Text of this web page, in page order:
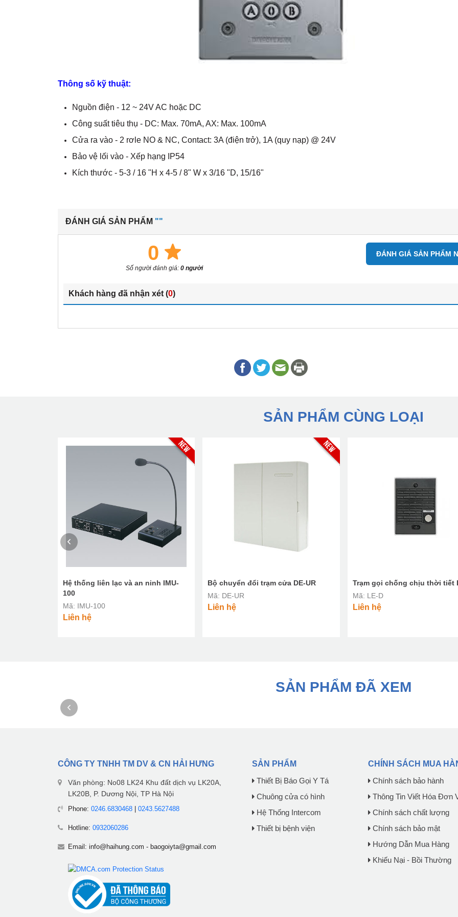
Thông số kỹ thuật:
Nguồn điện - 12 ~ 24V AC hoặc DC
Công suất tiêu thụ - DC: Max. 70mA, AX: Max. 100mA
Cửa ra vào - 2 rơle NO & NC, Contact: 3A (điện trở), 1A (quy nạp) @ 24V
Bảo vệ lối vào - Xếp hạng IP54
Kích thước - 5-3 / 16 "H x 4-5 / 8" W x 3/16 "D, 15/16"
ĐÁNH GIÁ SẢN PHẨM ""
0
Số người đánh giá: 0 người
ĐÁNH GIÁ SẢN PHẨM
Khách hàng đã nhận xét (0)
SẢN PHẨM CÙNG LOẠI
Hệ thống liên lạc và an ninh IMU-
100
Mã: IMU-100
Liên hệ
Bộ chuyển đổi trạm cửa DE-UR
Mã: DE-UR
Liên hệ
Trạm gọi chống chịu thời tiết
Mã: LE-D
Liên hệ
SẢN PHẨM ĐÃ XEM
CÔNG TY TNHH TM DV & CN HẢI HƯNG
Văn phòng: No08 LK24 Khu đất dịch vụ LK20A,
LK20B, P. Dương Nội, TP Hà Nội
Phone: 0246.6830468| 0243.5627488
Hotline: 0932060286
Email: info@haihung.com - baogoiyta@gmail.com
SẢN PHẨM
Thiết Bị Báo Gọi Y Tá
Chuông cửa có hình
Hệ Thống Intercom
Thiết bị bệnh viện
CHÍNH SÁCH MUA
Chính sách bảo hành
Thông Tin Viết Hóa Đơn
Chính sách chất lượng
Chính sách bảo mật
Hướng Dẫn Mua Hàng
Khiếu Nại - Bồi Thường